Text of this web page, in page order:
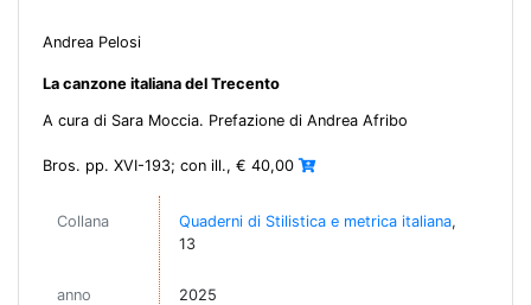
Andrea Pelosi
La canzone italiana del Trecento
A cura di Sara Moccia. Prefazione di Andrea Afribo
Bros. pp. XVI-193; con ill., € 40,00
Collana Quaderni di Stilistica e metrica italiana,
13
anno 2025